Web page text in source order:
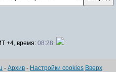
+4, время: 08:28.
- Архив - Настройки cookies Вверх